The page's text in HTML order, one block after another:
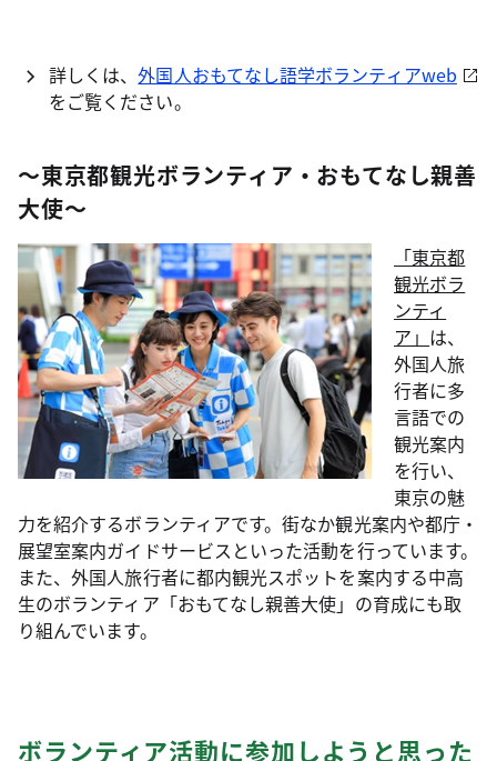
詳しくは、外国人おもてなし語学ボランティアweb
をご覧ください。
～東京都観光ボランティア・おもてなし親善
大使～
「東京都
観光ボラ
ンティ
ア」 は、
外国人旅
行者に多
言語での
観光案内
を行い、
東京の魅
力を紹介するボランティアです。街なか観光案内や都庁・
展望室案内ガイドサービスといった活動を行っています。
また、外国人旅行者に都内観光スポットを案内する中高
生のボランティア「おもてなし親善大使」の育成にも取
り組んでいます。
ボランティア活動に参加しようと思った